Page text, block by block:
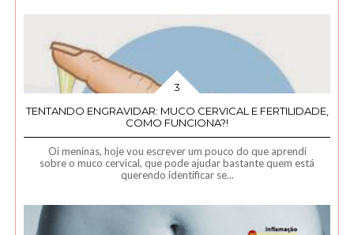
TENTANDO ENGRAVIDAR: MUCO CERVICAL E FERTILIDADE,
COMO FUNCIONA?!
Oi meninas, hoje vou escrever um pouco do que aprendi
sobre o muco cervical, que pode ajudar bastante quem está
querendo identificar se...